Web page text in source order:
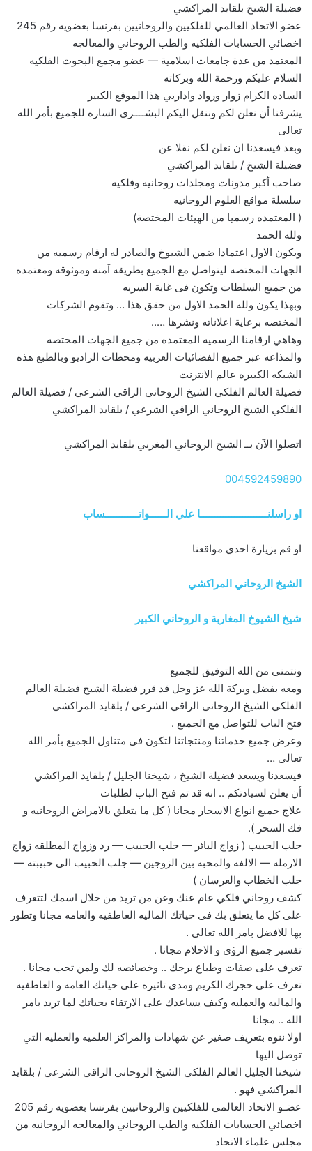
فضيلة الشيخ بلقايد المراكشي
عضو الاتحاد العالمي للفلكيين والروحانيين بفرنسا بعضويه رقم 245
اخصائي الحسابات الفلكيه والطب الروحاني والمعالجه
المعتمد من عدة جامعات اسلامية — عضو مجمع البحوث الفلكيه
السلام عليكم ورحمة الله وبركاته
الساده الكرام زوار ورواد واداريي هذا الموقع الكبير
يشرفنا أن نعلن لكم وننقل اليكم البشــــري الساره للجميع بأمر الله
تعالى
وبعد فيسعدنا ان نعلن لكم نقلا عن
فضيلة الشيخ / بلقايد المراكشي
صاحب أكبر مدونات ومجلدات روحانيه وفلكيه
سلسلة مواقع العلوم الروحانيه
( المعتمده رسميا من الهيئات المختصة)
ولله الحمد
ويكون الاول اعتمادا ضمن الشيوخ والصادر له ارقام رسميه من
الجهات المختصه ليتواصل مع الجميع بطريقه آمنه وموثوقه ومعتمده
من جميع السلطات وتكون فى غاية السريه
وبهذا يكون ولله الحمد الاول من حقق هذا … وتقوم الشركات
المختصه برعاية اعلاناته ونشرها …..
وهاهي ارقامنا الرسميه المعتمده من جميع الجهات المختصه
والمذاعه عبر جميع الفضائيات العربيه ومحطات الراديو وبالطبع هذه
الشبكه الكبيره عالم الانترنت
فضيلة العالم الفلكي الشيخ الروحاني الراقي الشرعي / فضيلة العالم
الفلكي الشيخ الروحاني الراقي الشرعي / بلقايد المراكشي
اتصلوا الآن بــ الشيخ الروحاني المغربي بلقايد المراكشي
004592459890
او راسلنــــــــــــــــــــــــا علي الــــــواتــــــــــــساب
او قم بزيارة احدي مواقعنا
الشيخ الروحاني المراكشي
شيخ الشيوخ المغاربة و الروحاني الكبير
ونتمنى من الله التوفيق للجميع
ومعه بفضل وبركة الله عز وجل قد قرر فضيلة الشيخ فضيلة العالم
الفلكي الشيخ الروحاني الراقي الشرعي / بلقايد المراكشي
فتح الباب للتواصل مع الجميع .
وعرض جميع خدماتنا ومنتجاتنا لتكون فى متناول الجميع بأمر الله
تعالى …
فيسعدنا ويسعد فضيلة الشيخ ، شيخنا الجليل / بلقايد المراكشي
أن يعلن لسيادتكم .. انه قد تم فتح الباب لطلبات
علاج جميع انواع الاسحار مجانا ( كل ما يتعلق بالامراض الروحانيه و
فك السحر ).
جلب الحبيب ( زواج البائر — جلب الحبيب — رد وزواج المطلقه زواج
الارمله — الالفه والمحبه بين الزوجين — جلب الحبيب الى حبيبته —
جلب الخطاب والعرسان )
كشف روحاني فلكي عام عنك وعن من تريد من خلال اسمك لتتعرف
على كل ما يتعلق بك فى حياتك الماليه العاطفيه والعامه مجانا وتطور
بها للافضل بامر الله تعالى .
تفسير جميع الرؤى و الاحلام مجانا .
تعرف على صفات وطباع برجك .. وخصائصه لك ولمن تحب مجانا .
تعرف على حجرك الكريم ومدى تاثيره على حياتك العامه و العاطفيه
والماليه والعمليه وكيف يساعدك على الارتقاء بحياتك لما تريد بامر
الله .. مجانا
اولا ننوه بتعريف صغير عن شهادات والمراكز العلميه والعمليه التي
توصل اليها
شيخنا الجليل العالم الفلكي الشيخ الروحاني الراقي الشرعي / بلقايد
المراكشي فهو .
عضـو الاتحاد العالمي للفلكيين والروحانيين بفرنسا بعضويه رقم 205
اخصائي الحسابات الفلكيه والطب الروحاني والمعالجه الروحانيه من
مجلس علماء الاتحاد